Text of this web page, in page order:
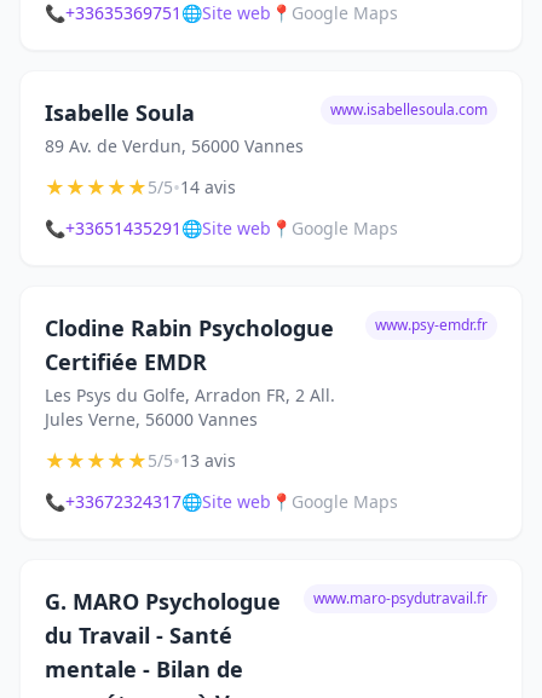
📞+33635369751 🌐Site web 📍 Google Maps
Isabelle Soula
89 Av. de Verdun, 56000 Vannes
www.isabellesoula.com
★★★★★5/5•14 avis
📞+33651435291 🌐Site web 📍 Google Maps
Clodine Rabin Psychologue
Certifiée EMDR
Les Psys du Golfe, Arradon FR, 2 All.
Jules Verne, 56000 Vannes
www.psy-emdr.fr
★★★★★5/5•13 avis
📞+33672324317🌐Site web 📍 Google Maps
G. MARO Psychologue
du Travail - Santé
mentale - Bilan de
www.maro-psydutravail.fr